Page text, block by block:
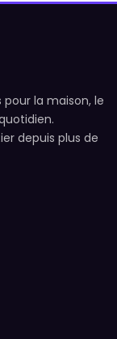
la maison, le
depuis plus de